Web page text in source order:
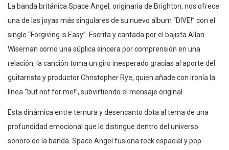
La banda británica Space Angel, originaria de Brighton, nos ofrece
una de las joyas más singulares de su nuevo álbum “DIVE!” con el
single “Forgiving is Easy”. Escrita y cantada por el bajista Allan
Wiseman como una súplica sincera por comprensión en una
relación, la canción toma un giro inesperado gracias al aporte del
guitarrista y productor Christopher Rye, quien añade con ironía la
línea “but not for me!”, subvirtiendo el mensaje original.
Esta dinámica entre ternura y desencanto dota al tema de una
profundidad emocional que lo distingue dentro del universo
sonoro de la banda. Space Angel fusiona rock espacial y pop